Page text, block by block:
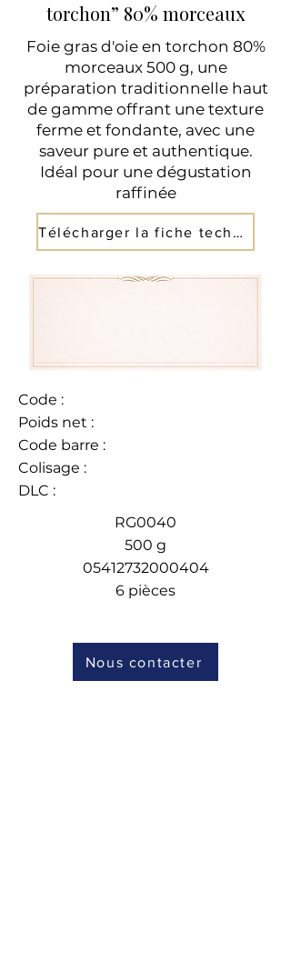
torchon” 80% morceaux
Foie gras d'oie en torchon 80%
morceaux 500 g, une
préparation traditionnelle haut
de gamme offrant une texture
ferme et fondante, avec une
saveur pure et authentique.
Idéal pour une dégustation
raffinée
Télécharger la fiche technique
Code :
Poids net :
Code barre :
Colisage :
DLC :
RG0040
500 g
05412732000404
6 pièces
Nous contacter